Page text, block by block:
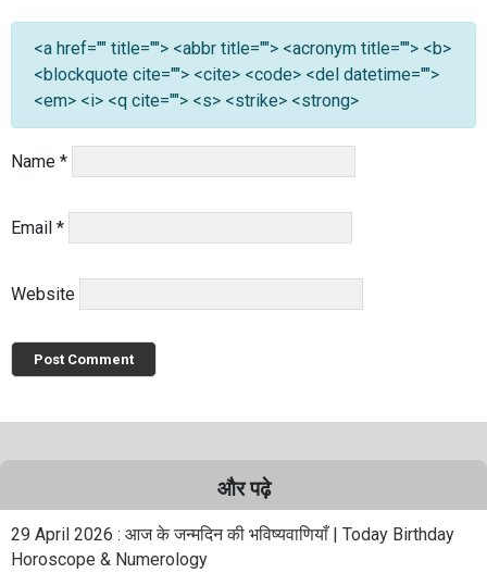
<a href="" title=""> <abbr title=""> <acronym title=""> <b>
<blockquote cite=""> <cite> <code> <del datetime="">
<em> <i> <q cite=""> <s> <strike> <strong>
Name *
Email *
Website
और पढ़े
29 April 2026 : आज के जन्मदिन की भविष्यवाणियाँ | Today Birthday
Horoscope & Numerology